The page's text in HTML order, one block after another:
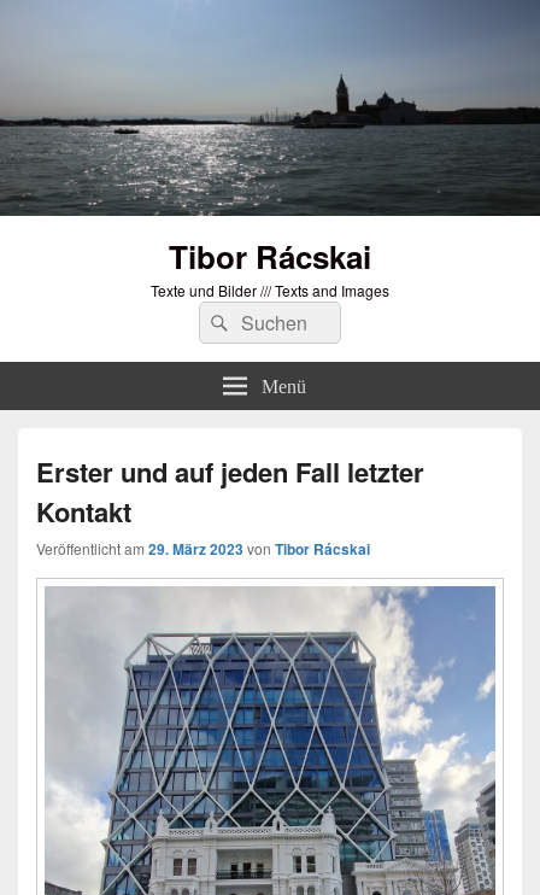
Tibor Rácskai
Texte und Bilder /// Texts and Images
Suchen
nach:
Suchen
Menü
Erster und auf jeden Fall letzter
Kontakt
Veröffentlicht am 29. März 2023von Tibor Rácskai